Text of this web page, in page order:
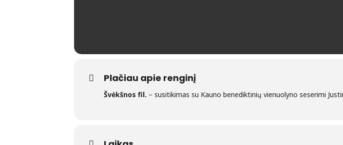
Plačiau apie renginį
Švėkšnos fil. – susitikimas su Kauno benediktinių vienuolyno seserimi